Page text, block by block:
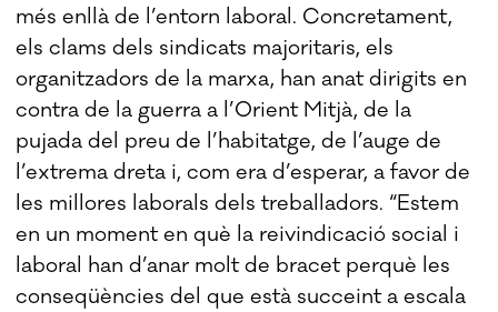
més enllà de l’entorn laboral. Concretament,
els clams dels sindicats majoritaris, els
organitzadors de la marxa, han anat dirigits en
contra de la guerra a l’Orient Mitjà, de la
pujada del preu de l’habitatge, de l’auge de
l’extrema dreta i, com era d’esperar, a favor de
les millores laborals dels treballadors. “Estem
en un moment en què la reivindicació social i
laboral han d’anar molt de bracet perquè les
conseqüències del que està succeint a escala